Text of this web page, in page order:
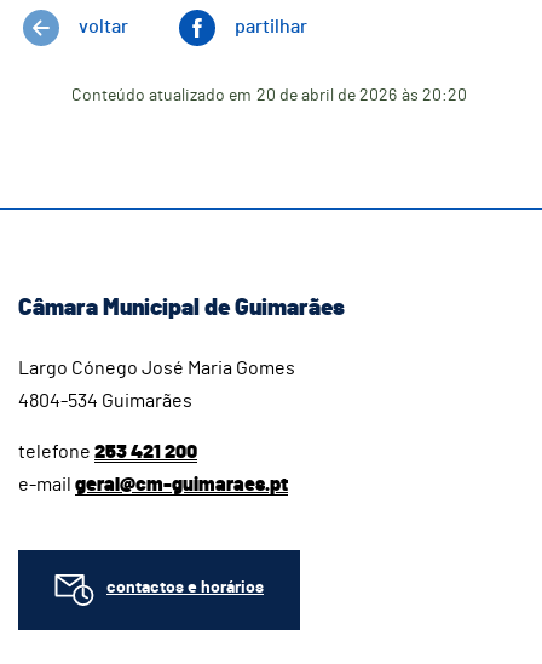
voltar partilhar
Conteúdo atualizado em 20 de abril de 2026 às 20:20
Câmara Municipal de Guimarães
Largo Cónego José Maria Gomes
4804-534 Guimarães
telefone 253 421 200
e-mail geral@cm-guimaraes.pt
contactos e horários